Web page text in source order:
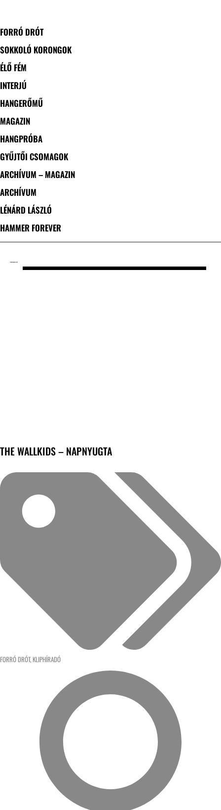
FORRÓ DRÓT
SOKKOLÓ KORONGOK
ÉLŐ FÉM
INTERJÚ
HANGERŐMŰ
MAGAZIN
HANGPRÓBA
GYŰJTŐI CSOMAGOK
ARCHÍVUM – MAGAZIN
ARCHÍVUM
LÉNÁRD LÁSZLÓ
HAMMER FOREVER
THE WALLKIDS – NAPNYUGTA
FORRÓ DRÓT, KLIPHÍRADÓ